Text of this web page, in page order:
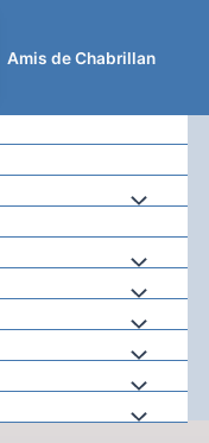
Amis de Chabrillan